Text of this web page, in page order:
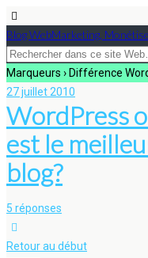
Blog WebMarketing,
Marqueurs › Différence
27 juillet 2010
WordPress
est le
blog?
5 réponses
Retour au début